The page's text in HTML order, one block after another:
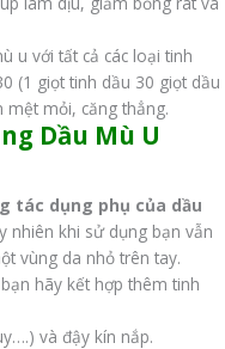
u với tất cả các loại tinh
(1 giọt tinh dầu 30 giọt dầu
mỏi, căng thẳng.
Dầu Mù U
tác dụng phụ của dầu
nhiên khi sử dụng bạn vẫn
vùng da nhỏ trên tay.
hãy kết hợp thêm tinh
và đậy kín nắp.